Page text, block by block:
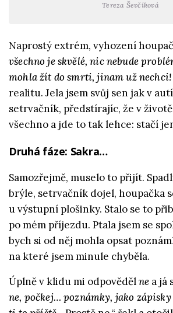
Tereza Ševčíková
Naprostý extrém, vyhození
všechno je skvělé, nic nebude
mohla žít do smrti, jinam už nechci!
realitu. Jela jsem svůj sen jak v
setrvačník, předstírajíc, že v
všechno a jde to tak lehce: stačí
Druhá fáze: Sakra…
Samozřejmě, muselo to přijít.
brýle, setrvačník dojel, houpačka
u výstupní plošinky. Stalo se to
po mém příjezdu. Ptala jsem se
bych si od něj mohla opsat
na které jsem minule chyběla.
Úplně v klidu mi odpovědělne a já
ne, počkej… poznámky, jako